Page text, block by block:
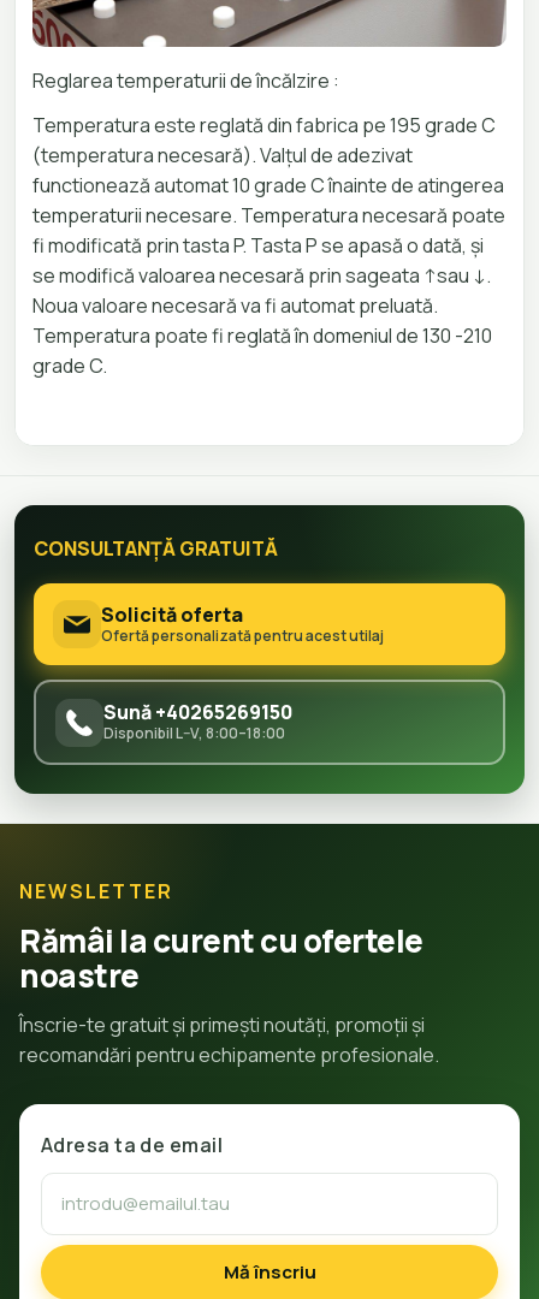
Reglarea temperaturii de încălzire :
Temperatura este reglată din fabrica pe 195 grade C
(temperatura necesară). Valțul de adezivat
functionează automat 10 grade C înainte de atingerea
temperaturii necesare. Temperatura necesară poate
fi modificată prin tasta P. Tasta P se apasă o dată, și
se modifică valoarea necesară prin sageata ↑sau ↓.
Noua valoare necesară va fi automat preluată.
Temperatura poate fi reglată în domeniul de 130 -210
grade C.
CONSULTANȚĂ GRATUITĂ
Solicită oferta
Ofertă personalizată pentru acest utilaj
Sună +40265269150
Disponibil L–V, 8:00–18:00
NEWSLETTER
Rămâi la curent cu ofertele
noastre
Înscrie-te gratuit și primești noutăți, promoții și
recomandări pentru echipamente profesionale.
Adresa ta de email
Mă înscriu